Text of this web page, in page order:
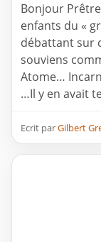
Bonjour
enfants du «
débattant sur
souviens
Atome…
…Il y en avait
Ecrit parGilbert